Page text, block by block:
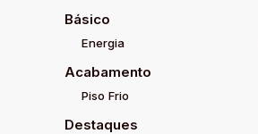
Básico
Energia
Acabamento
Piso Frio
Destaques